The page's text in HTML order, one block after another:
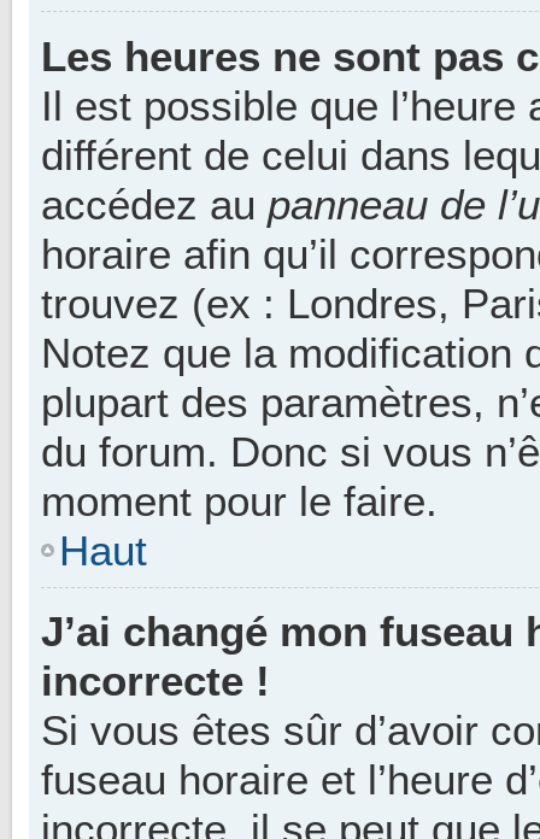
Les heures ne sont pas
Il est possible que
différent de celui dans
accédez au panneau de
horaire afin qu’il
trouvez (ex : Londres,
Notez que la modification
plupart des paramètres,
du forum. Donc si vous
moment pour le faire.
Haut
J’ai changé mon
incorrecte !
Si vous êtes sûr d’avoir
fuseau horaire et l’heure
incorrecte, il se peut que